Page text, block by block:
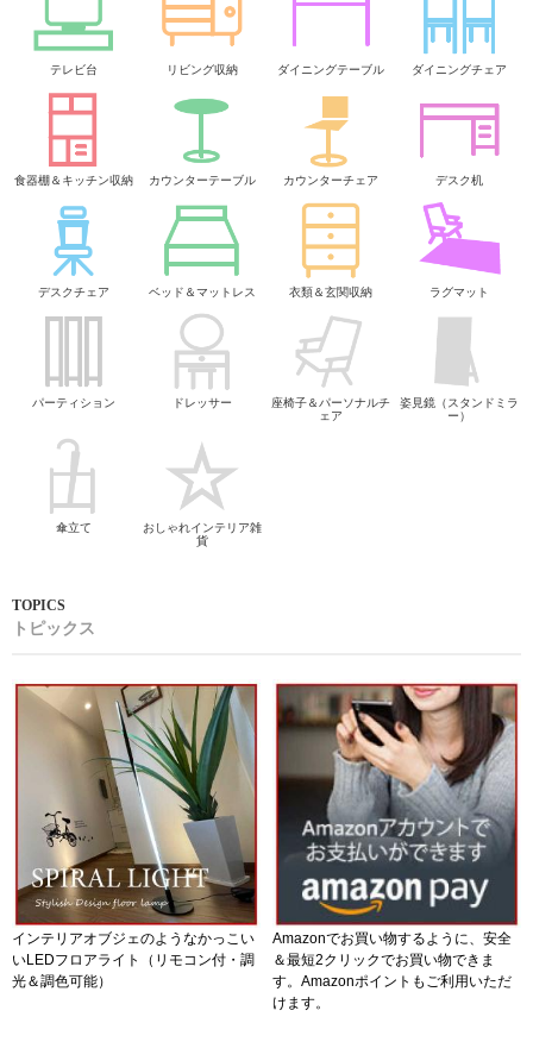
テレビ台 リビング収納 ダイニングテーブル ダイニングチェア
食器棚＆キッチン収納 カウンターテーブル カウンターチェア デスク机
デスクチェア ベッド＆マットレス 衣類＆玄関収納 ラグマット
パーティション ドレッサー
座椅子＆パーソナルチ
ェア
姿見鏡（スタンドミラ
ー）
傘立て
おしゃれインテリア雑
貨
トピックス
インテリアオブジェのようなかっこい
いLEDフロアライト（リモコン付・調
光＆調色可能）
Amazonでお買い物するように、安全
＆最短2クリックでお買い物できま
す。Amazonポイントもご利用いただ
けます。